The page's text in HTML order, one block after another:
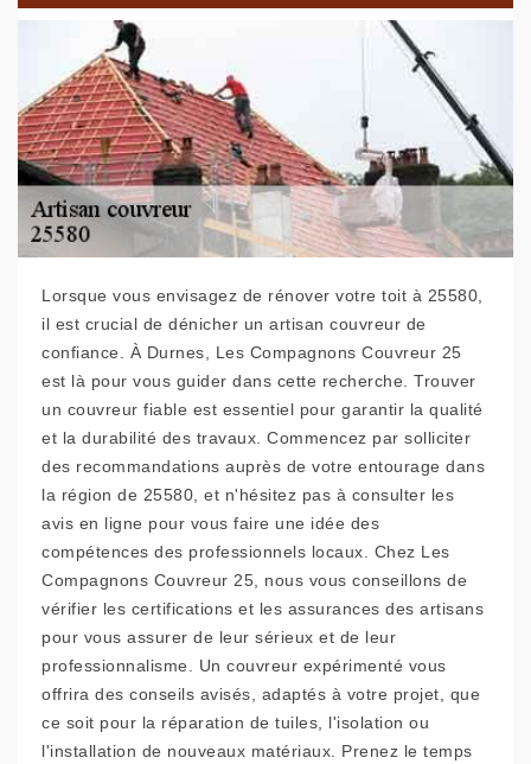
Lorsque vous envisagez de rénover votre toit à 25580,
il est crucial de dénicher un artisan couvreur de
confiance. À Durnes, Les Compagnons Couvreur 25
est là pour vous guider dans cette recherche. Trouver
un couvreur fiable est essentiel pour garantir la qualité
et la durabilité des travaux. Commencez par solliciter
des recommandations auprès de votre entourage dans
la région de 25580, et n'hésitez pas à consulter les
avis en ligne pour vous faire une idée des
compétences des professionnels locaux. Chez Les
Compagnons Couvreur 25, nous vous conseillons de
vérifier les certifications et les assurances des artisans
pour vous assurer de leur sérieux et de leur
professionnalisme. Un couvreur expérimenté vous
offrira des conseils avisés, adaptés à votre projet, que
ce soit pour la réparation de tuiles, l'isolation ou
l'installation de nouveaux matériaux. Prenez le temps